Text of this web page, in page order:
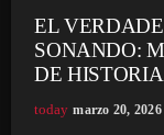
EL
SONANDO:
DE
today marzo 20, 2026